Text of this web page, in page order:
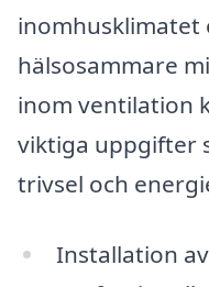
inomhusklimatet
hälsosammare
inom ventilation
viktiga uppgifter
trivsel och
Installation